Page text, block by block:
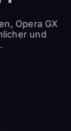
Opera GX
und